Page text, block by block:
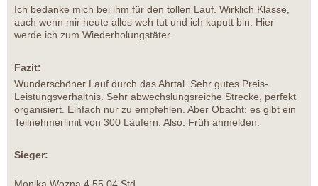
Ich bedanke mich bei ihm für den tollen Lauf. Wirklich Klasse,
auch wenn mir heute alles weh tut und ich kaputt bin. Hier
werde ich zum Wiederholungstäter.
Fazit:
Wunderschöner Lauf durch das Ahrtal. Sehr gutes Preis-
Leistungsverhältnis. Sehr abwechslungsreiche Strecke, perfekt
organisiert. Einfach nur zu empfehlen. Aber Obacht: es gibt ein
Teilnehmerlimit von 300 Läufern. Also: Früh anmelden.
Sieger: